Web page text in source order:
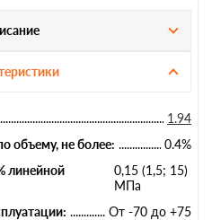
1.94
объему, не более:
0.4%
линейной
0,15 (1,5; 15)
МПа
От -70 до +75